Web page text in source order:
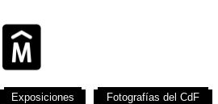
Exposiciones Fotografías del CdF